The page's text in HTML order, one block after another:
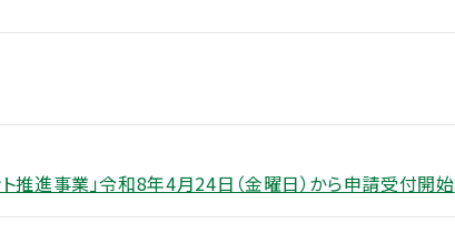
推進事業」令和8年4月24日（金曜日）から申請受付開始